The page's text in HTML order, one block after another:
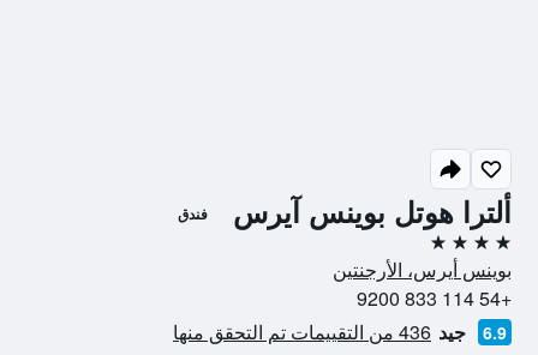
ألترا هوتل بوينس آيرس فندق
4 نجوم
بوينس أيرس، الأرجنتين
+54 114 833 9200
6.9 جيد 436 من التقييمات تم التحقق منها